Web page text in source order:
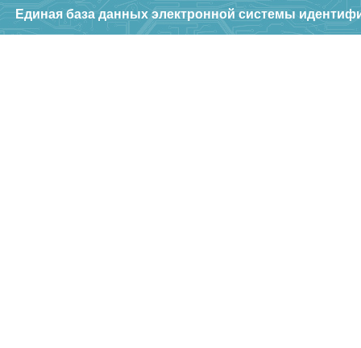
Единая база данных электронной системы